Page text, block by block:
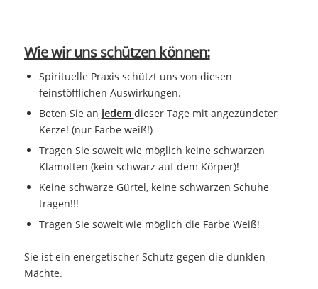
Wie wir uns schützen können:
Spirituelle Praxis schützt uns von diesen
feinstöfflichen Auswirkungen.
Beten Sie an jedem dieser Tage mit angezündeter
Kerze! (nur Farbe weiß!)
Tragen Sie soweit wie möglich keine schwarzen
Klamotten (kein schwarz auf dem Körper)!
Keine schwarze Gürtel, keine schwarzen Schuhe
tragen!!!
Tragen Sie soweit wie möglich die Farbe Weiß!
Sie ist ein energetischer Schutz gegen die dunklen
Mächte.